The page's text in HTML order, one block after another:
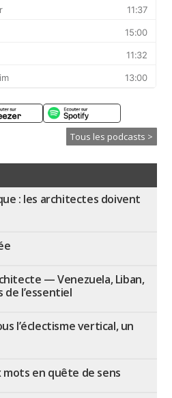
Tous les podcasts >
: les architectes doivent
— Venezuela, Liban,
l’essentiel
l’éclectisme vertical, un
en quête de sens